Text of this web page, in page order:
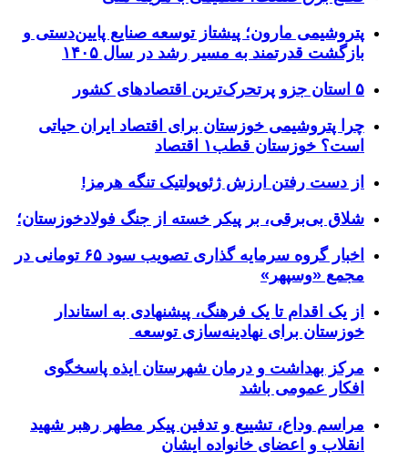
پتروشیمی مارون؛ پیشتاز توسعه صنایع پایین‌دستی و
بازگشت قدرتمند به مسیر رشد در سال ۱۴۰۵
۵ استان جزو پرتحرک‌ترین اقتصاد‌های کشور
چرا پتروشیمی خوزستان برای اقتصاد ایران حیاتی
است؟ خوزستان قطب۱ اقتصاد
از دست رفتن ارزش ژئوپولتیک تنگه هرمز!
شلاق‌ بی‌برقی، بر پیکر خسته‌ از جنگ فولادخوزستان؛
اخبار گروه سرمایه گذاری تصویب سود ۶۵ تومانی در
مجمع «وسپهر»
از یک اقدام تا یک فرهنگ، پیشنهادی به استاندار
خوزستان برای نهادینه‌سازی توسعه
مرکز بهداشت و درمان شهرستان ایذه پاسخگوی
افکار عمومی باشد
مراسم وداع، تشییع و تدفین پیکر مطهر رهبر شهید
انقلاب و اعضای خانواده ایشان